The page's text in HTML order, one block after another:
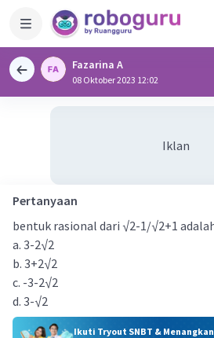
Fazarina A
08 Oktober 2023 12:02
Iklan
Pertanyaan
bentuk rasional dari √2-1/√2+1
a. 3-2√2
b. 3+2√2
c. -3-2√2
d. 3-√2
Ikuti Tryout SNBT &